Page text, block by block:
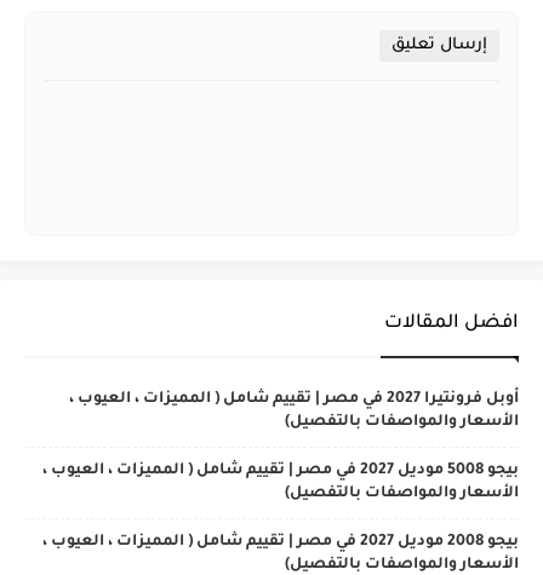
إرسال تعليق
افضل المقالات
أوبل فرونتيرا 2027 في مصر | تقييم شامل ( المميزات ، العيوب ،
الأسعار والمواصفات بالتفصيل)
بيجو 5008 موديل 2027 في مصر | تقييم شامل ( المميزات ، العيوب ،
الأسعار والمواصفات بالتفصيل)
بيجو 2008 موديل 2027 في مصر | تقييم شامل ( المميزات ، العيوب ،
الأسعار والمواصفات بالتفصيل)